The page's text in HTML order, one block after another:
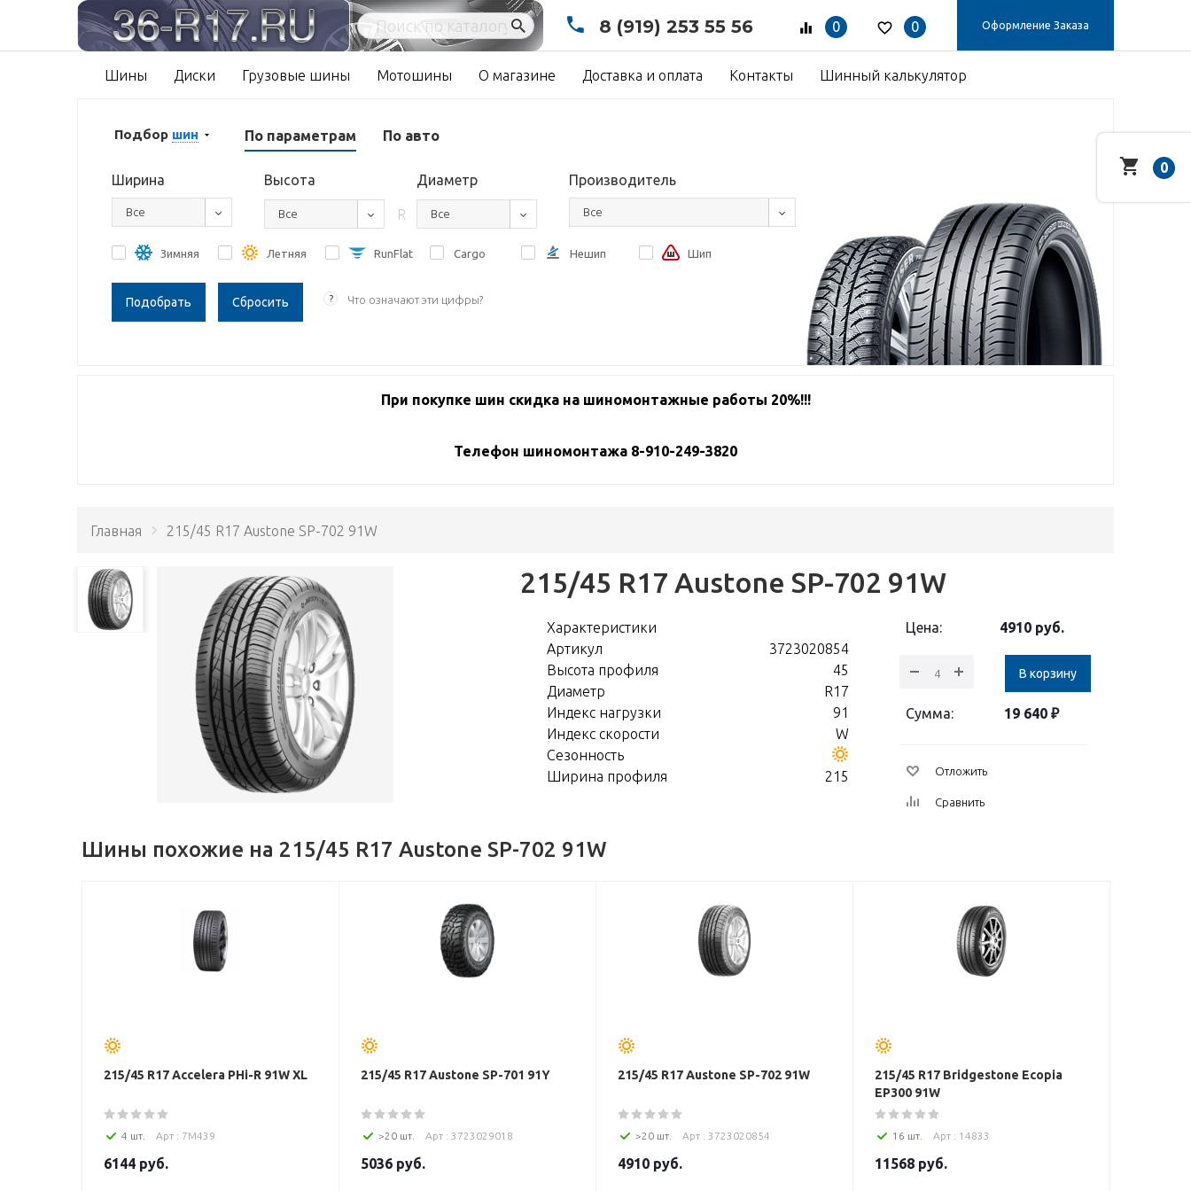
0
0 Оформление Заказа
8 (919) 253 55 56
Шины Диски Грузовые шины Мотошины О магазине Доставка и оплата Контакты Шинный калькулятор
По параметрам По авто
Подбор шин
Ширина
Все
Высота
Все
Диаметр
R Все
Производитель
Все
Зимняя Летняя RunFlat Cargo Нешип Шип
Сбросить ? Что означают эти цифры?
При покупке шин скидка на шиномонтажные работы 20%!!!
Телефон шиномонтажа 8-910-249-3820
Главная 215/45 R17 Austone SP-702 91W
215/45 R17 Austone SP-702 91W
Цена: 4910 руб.
В корзину
Сумма: 19 640 ₽
Отложить
Сравнить
Характеристики
Артикул
3723020854
Высота профиля
45
Диаметр
R17
Индекс нагрузки
91
Индекс скорости
W
Сезонность
Ширина профиля
215
Шины похожие на 215/45 R17 Austone SP-702 91W
215/45 R17 Accelera PHi-R 91W XL
4 шт. Арт : 7M439
6144 руб.
215/45 R17 Austone SP-701 91Y
>20 шт. Арт : 3723029018
5036 руб.
215/45 R17 Austone SP-702 91W
>20 шт. Арт : 3723020854
4910 руб.
215/45 R17 Bridgestone Ecopia
EP300 91W
16 шт. Арт : 14833
11568 руб.
0